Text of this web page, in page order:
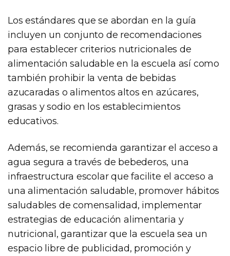
Los estándares que se abordan en la guía
incluyen un conjunto de recomendaciones
para establecer criterios nutricionales de
alimentación saludable en la escuela así como
también prohibir la venta de bebidas
azucaradas o alimentos altos en azúcares,
grasas y sodio en los establecimientos
educativos.
Además, se recomienda garantizar el acceso a
agua segura a través de bebederos, una
infraestructura escolar que facilite el acceso a
una alimentación saludable, promover hábitos
saludables de comensalidad, implementar
estrategias de educación alimentaria y
nutricional, garantizar que la escuela sea un
espacio libre de publicidad, promoción y